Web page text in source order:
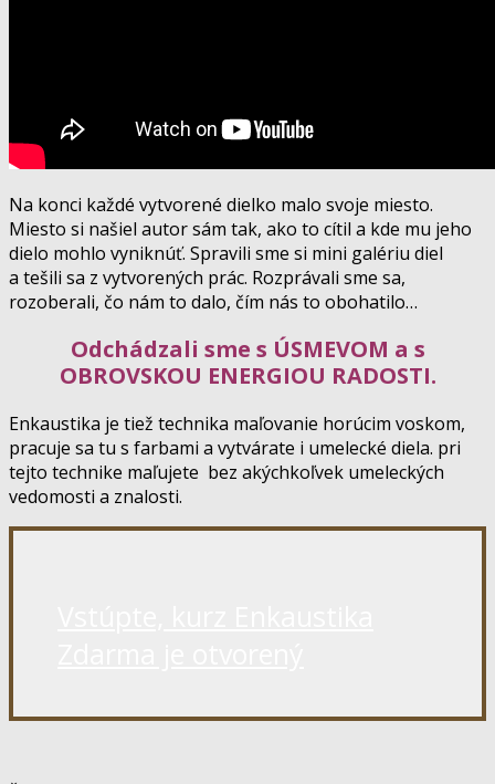
Na konci každé vytvorené dielko malo svoje miesto.
Miesto si našiel autor sám tak, ako to cítil a kde mu jeho
dielo mohlo vyniknúť. Spravili sme si mini galériu diel
a tešili sa z vytvorených prác. Rozprávali sme sa,
rozoberali, čo nám to dalo, čím nás to obohatilo…
Odchádzali sme s ÚSMEVOM a s
OBROVSKOU ENERGIOU RADOSTI.
Enkaustika je tiež technika maľovanie horúcim voskom,
pracuje sa tu s farbami a vytvárate i umelecké diela. pri
tejto technike maľujete bez akýchkoľvek umeleckých
vedomosti a znalosti.